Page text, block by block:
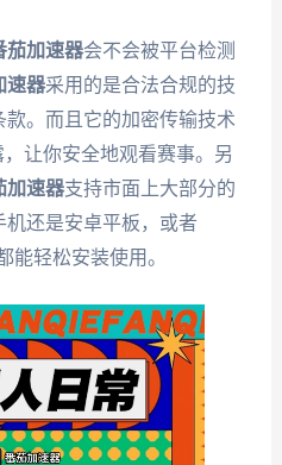
茄加速器会不会被平台检测
速器采用的是合法合规的技
。而且它的加密传输技术
让你安全地观看赛事。另
加速器支持市面上大部分的
还是安卓平板，或者
能轻松安装使用。